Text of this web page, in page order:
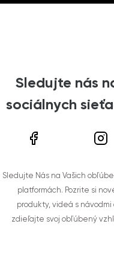
Sledujte nás
sociálnych
Sledujte Nás na Vašich
platformách. Pozrite si
produkty, videá s návodmi
zdieľajte svoj obľúbený